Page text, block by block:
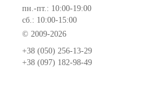
пн.-пт.: 10:00-19:00
сб.: 10:00-15:00
© 2009-2026
+38 (050) 256-13-29
+38 (097) 182-98-49